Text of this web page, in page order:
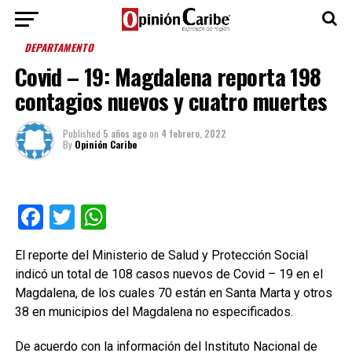
DEPARTAMENTO
Covid – 19: Magdalena reporta 198
contagios nuevos y cuatro muertes
Published 5 años agoon 4 febrero, 2022
By Opinión Caribe
Facebook
TwitterWhatsApp
El reporte del Ministerio de Salud y Protección Social
indicó un total de 108 casos nuevos de Covid – 19 en el
Magdalena, de los cuales 70 están en Santa Marta y otros
38 en municipios del Magdalena no especificados.
De acuerdo con la información del Instituto Nacional de